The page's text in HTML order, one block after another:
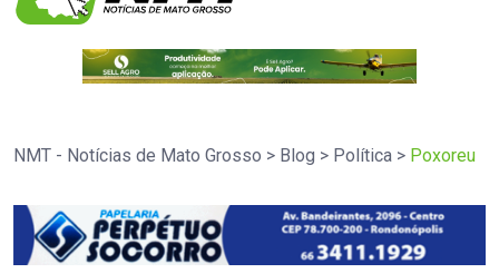
NMT - Notícias de Mato Grosso > Blog > Política > Poxoreu